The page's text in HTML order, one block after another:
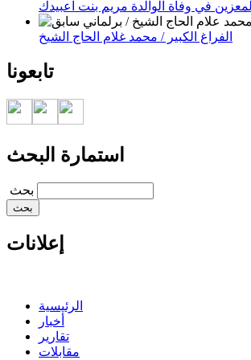
في وفاة الوالدة مريم بنت اعبيدك
الفراغ الكبير / محمد غلام الحاج الشيخ
تابعونا
استمارة البحث
‏بحث ‏
إعلانات
الرئيسية
أخبار
تقارير
مقابلات